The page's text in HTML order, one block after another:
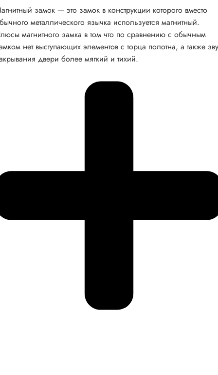
замок — это замок в конструкции которого вместо
металлического язычка используется магнитный.
магнитного замка в том что по сравнению с обычным
нет выступающих элементов с торца полотна, а также
двери более мягкий и тихий.